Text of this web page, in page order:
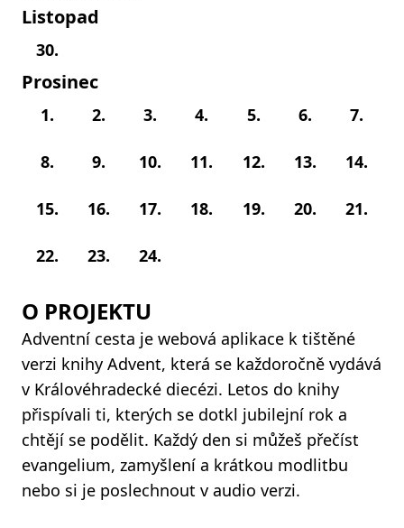
Listopad
30.
Prosinec
1. 2. 3. 4. 5. 6. 7.
8. 9. 10. 11. 12. 13. 14.
15. 16. 17. 18. 19. 20. 21.
22. 23. 24.
O PROJEKTU
Adventní cesta je webová aplikace k tištěné
verzi knihy Advent, která se každoročně vydává
v Královéhradecké diecézi. Letos do knihy
přispívali ti, kterých se dotkl jubilejní rok a
chtějí se podělit. Každý den si můžeš přečíst
evangelium, zamyšlení a krátkou modlitbu
nebo si je poslechnout v audio verzi.